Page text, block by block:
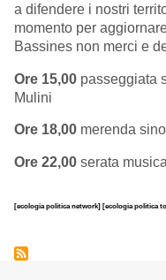
a difendere i nostri
momento per
Bassines non merci e
Ore 15,00 passeggiata
Mulini
Ore 18,00 merenda
Ore 22,00 serata
[ecologia politica network] [ecologia politica